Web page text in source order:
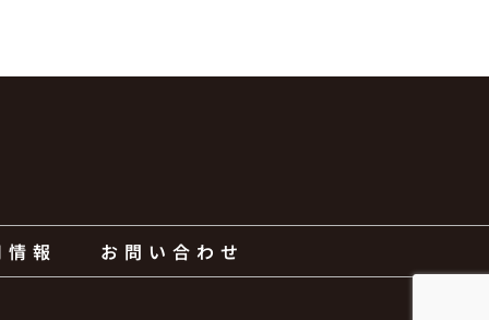
情報 お問い合わせ